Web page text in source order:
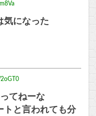
気になった
てねーな
トと言われても分